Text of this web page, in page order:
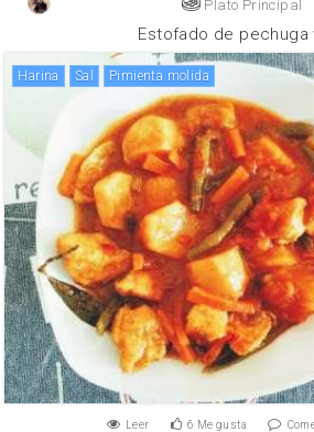
Plato Principal
Estofado de pechuga
harina sal Pimienta molida
Leer 6 Me gusta